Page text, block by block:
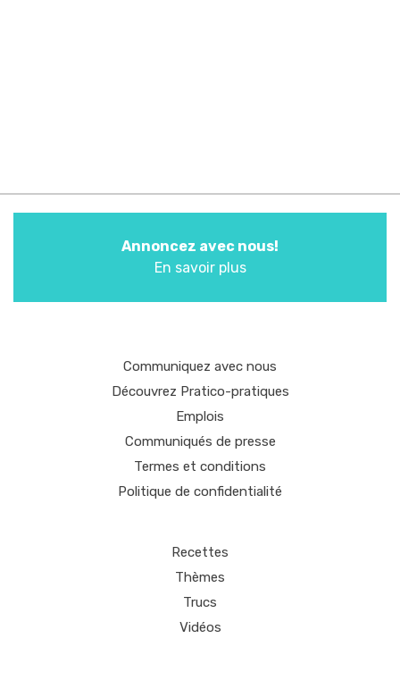
Annoncez avec nous!
En savoir plus
Communiquez avec nous
Découvrez Pratico-pratiques
Emplois
Communiqués de presse
Termes et conditions
Politique de confidentialité
Recettes
Thèmes
Trucs
Vidéos